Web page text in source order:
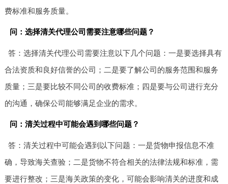
费标准和服务质量。
问：选择清关代理公司需要注意哪些问题？
答：选择清关代理公司需要注意以下几个问题：一是要选择具有
合法资质和良好信誉的公司；二是要了解公司的服务范围和服务
质量；三是要比较不同公司的收费标准；四是要与公司进行充分
的沟通，确保公司能够满足企业的需求。
问：清关过程中可能会遇到哪些问题？
答：清关过程中可能会遇到以下问题：一是货物申报信息不准
确，导致海关查验；二是货物不符合相关的法律法规和标准，需
要进行整改；三是海关政策的变化，可能会影响清关的进度和成